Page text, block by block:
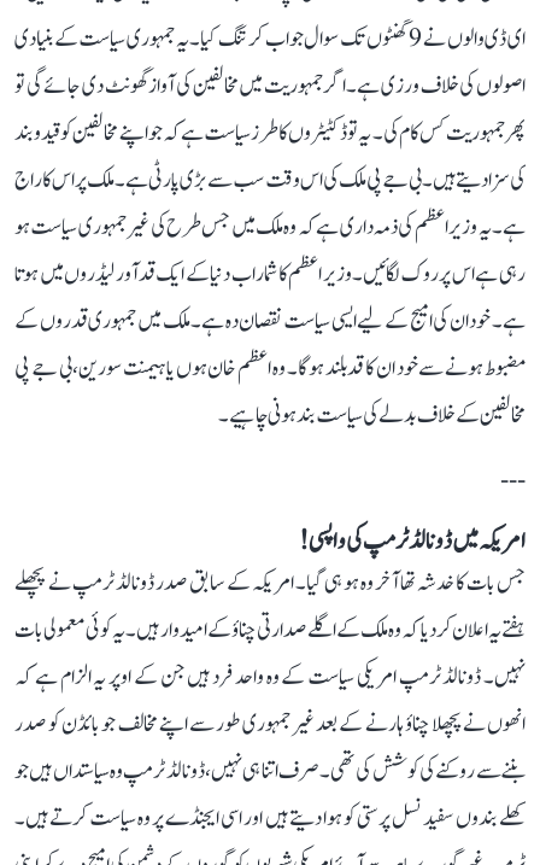
ای ڈی والوں نے 9 گھنٹوں تک سوال جواب کر تنگ کیا۔ یہ جمہوری سیاست کے بنیادی
اصولوں کی خلاف ورزی ہے۔ اگر جمہوریت میں مخالفین کی آواز گھونٹ دی جائے گی تو
پھر جمہوریت کس کام کی۔ یہ تو ڈکٹیٹروں کا طرز سیاست ہے کہ جو اپنے مخالفین کو قید و بند
کی سزا دیتے ہیں۔ بی جے پی ملک کی اس وقت سب سے بڑی پارٹی ہے۔ ملک پر اس کا راج
ہے۔ یہ وزیر اعظم کی ذمہ داری ہے کہ وہ ملک میں جس طرح کی غیر جمہوری سیاست ہو
رہی ہے اس پر روک لگائیں۔ وزیر اعظم کا شمار اب دنیا کے ایک قدآور لیڈروں میں ہوتا
ہے۔ خود ان کی امیج کے لیے ایسی سیاست نقصان دہ ہے۔ ملک میں جمہوری قدروں کے
مضبوط ہونے سے خود ان کا قد بلند ہوگا۔ وہ اعظم خان ہوں یا ہیمنت سورین، بی جے پی
مخالفین کے خلاف بدلے کی سیاست بند ہونی چاہیے۔
---
امریکہ میں ڈونالڈ ٹرمپ کی واپسی!
جس بات کا خدشہ تھا آخر وہ ہو ہی گیا۔ امریکہ کے سابق صدر ڈونالڈ ٹرمپ نے پچھلے
ہفتے یہ اعلان کر دیا کہ وہ ملک کے اگلے صدارتی چناؤ کے امیدوار ہیں۔ یہ کوئی معمولی بات
نہیں۔ ڈونالڈ ٹرمپ امریکی سیاست کے وہ واحد فرد ہیں جن کے اوپر یہ الزام ہے کہ
انھوں نے پچھلا چناؤ ہارنے کے بعد غیر جمہوری طور سے اپنے مخالف جو بائڈن کو صدر
بننے سے روکنے کی کوشش کی تھی۔ صرف اتنا ہی نہیں، ڈونالڈ ٹرمپ وہ سیاستداں ہیں جو
کھلے بندوں سفید نسل پرستی کو ہوا دیتے ہیں اور اسی ایجنڈے پر وہ سیاست کرتے ہیں۔